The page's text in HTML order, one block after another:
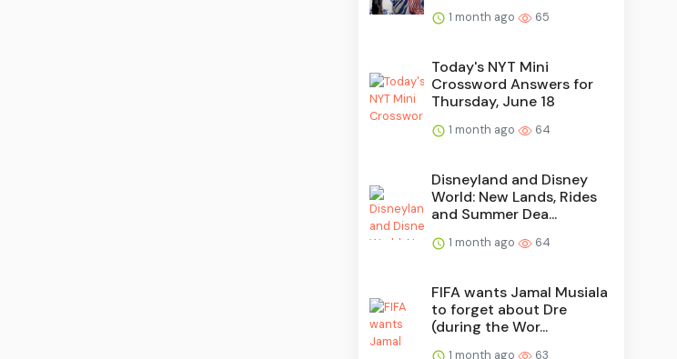
1 month ago 65
Today's NYT Mini
Crossword Answers for
Thursday, June 18
1 month ago 64
Disneyland and Disney
World: New Lands, Rides
and Summer Dea...
1 month ago 64
FIFA wants Jamal Musiala
to forget about Dre
(during the Wor...
1 month ago 63